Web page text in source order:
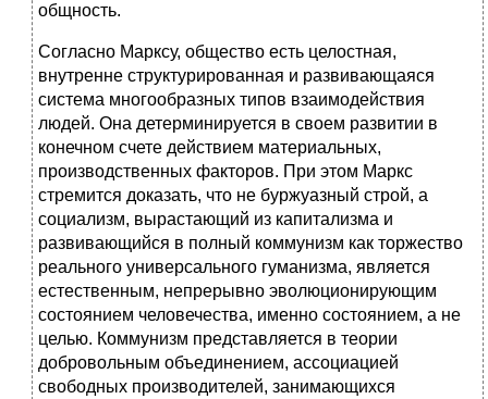
общность.
Согласно Марксу, общество есть целостная,
внутренне структурированная и развивающаяся
система многообразных типов взаимодействия
людей. Она детерминируется в своем развитии в
конечном счете действием материальных,
производственных факторов. При этом Маркс
стремится доказать, что не буржуазный строй, а
социализм, вырастающий из капитализма и
развивающийся в полный коммунизм как торжество
реального универсального гуманизма, является
естественным, непрерывно эволюционирующим
состоянием человечества, именно состоянием, а не
целью. Коммунизм представляется в теории
добровольным объединением, ассоциацией
свободных производителей, занимающихся